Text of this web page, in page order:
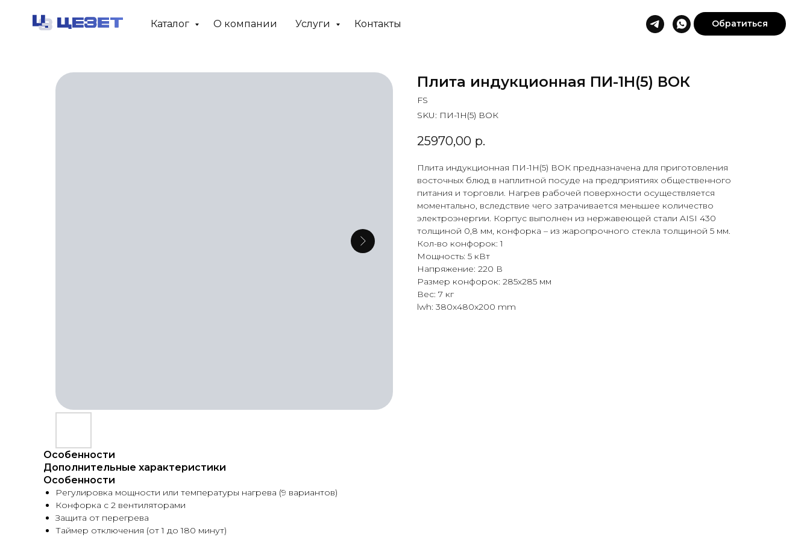
Каталог О компании Услуги Контакты Обратиться
Плита индукционная ПИ-1Н(5) ВОК
FS
SKU: ПИ-1Н(5) ВОК
25970,00 р.
Плита индукционная ПИ-1Н(5) ВОК предназначена для приготовления
восточных блюд в наплитной посуде на предприятиях общественного
питания и торговли. Нагрев рабочей поверхности осуществляется
моментально, вследствие чего затрачивается меньшее количество
электроэнергии. Корпус выполнен из нержавеющей стали AISI 430
толщиной 0,8 мм, конфорка – из жаропрочного стекла толщиной 5 мм.
Кол-во конфорок: 1
Мощность: 5 кВт
Напряжение: 220 В
Размер конфорок: 285х285 мм
Вес: 7 кг
lwh: 380x480x200 mm
Особенности
Дополнительные характеристики
Особенности
Регулировка мощности или температуры нагрева (9 вариантов)
Конфорка с 2 вентиляторами
Защита от перегрева
Таймер отключения (от 1 до 180 минут)